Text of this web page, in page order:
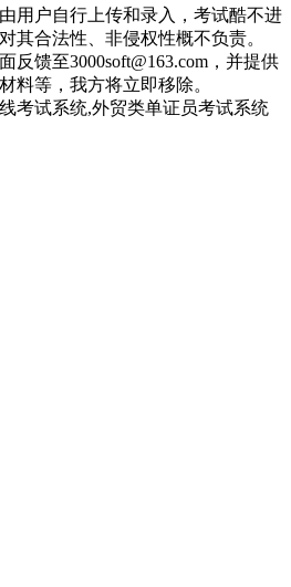
用户自行上传和录入，考试酷不进
其合法性、非侵权性概不负责。
反馈至3000soft@163.com，并提供
料等，我方将立即移除。
考试系统,外贸类单证员考试系统